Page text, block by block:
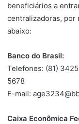
beneficiários a
centralizadoras, por
abaixo:
Banco do Brasil:
Telefones: (81)
5678
E-mail:
Caixa Econômica